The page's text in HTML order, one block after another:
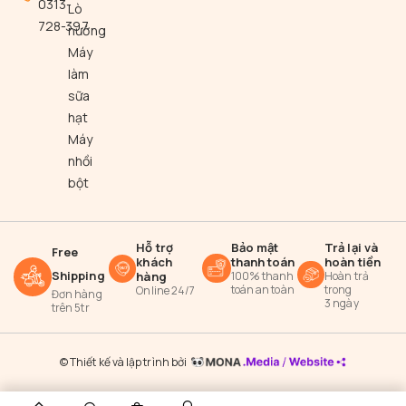
0313-
728-397
Lò
nướng
Máy
làm
sữa
hạt
Máy
nhồi
bột
Free
Shipping
Đơn hàng
trên 5tr
Hỗ trợ
khách
hàng
Online 24/7
Bảo mật
thanh toán
100% thanh
toán an toàn
Trả lại và
hoàn tiền
Hoàn trả
trong
3 ngày
© Thiết kế và lập trình bởi